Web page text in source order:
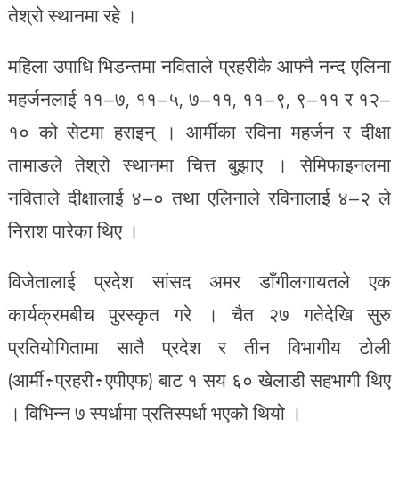
तेश्रो स्थानमा रहे ।
महिला उपाधि भिडन्तमा नविताले प्रहरीकै आफ्नै नन्द एलिना
महर्जनलाई ११–७, ११–५, ७–११, ११–९, ९–११ र १२–
१० को सेटमा हराइन् । आर्मीका रविना महर्जन र दीक्षा
तामाङले तेश्रो स्थानमा चित्त बुझाए । सेमिफाइनलमा
नविताले दीक्षालाई ४–० तथा एलिनाले रविनालाई ४–२ ले
निराश पारेका थिए ।
विजेतालाई प्रदेश सांसद अमर डाँगीलगायतले एक
कार्यक्रमबीच पुरस्कृत गरे । चैत २७ गतेदेखि सुरु
प्रतियोगितामा सातै प्रदेश र तीन विभागीय टोली
(आर्मी÷प्रहरी÷एपीएफ) बाट १ सय ६० खेलाडी सहभागी थिए
। विभिन्न ७ स्पर्धामा प्रतिस्पर्धा भएको थियो ।